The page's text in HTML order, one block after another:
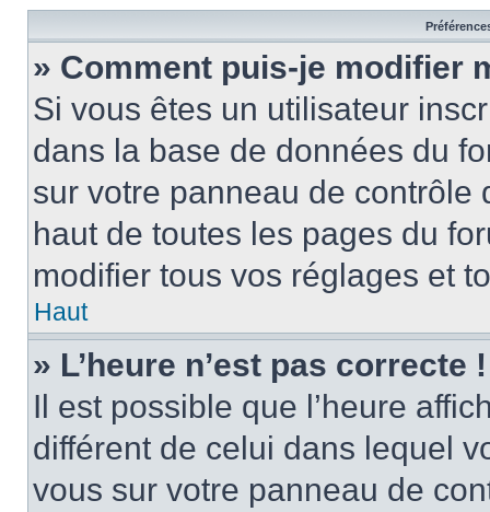
» Comment puis-je modifier
Si vous êtes un utilisateur
dans la base de données du
sur votre panneau de contrôle
haut de toutes les pages du
modifier tous vos réglages et
Haut
» L’heure n’est pas correcte !
Il est possible que l’heure
différent de celui dans lequel
vous sur votre panneau de